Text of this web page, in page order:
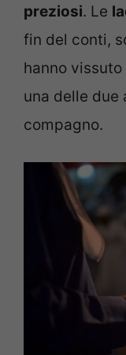
preziosi. Le
fin del conti,
hanno
una delle due
compagno.